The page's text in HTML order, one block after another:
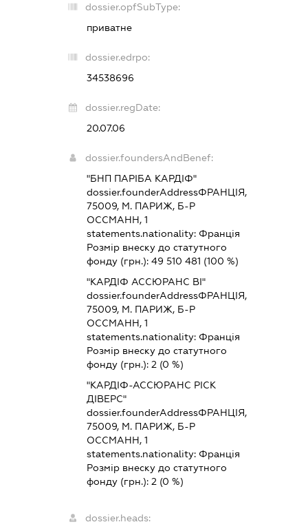
dossier.opfSubType:
приватне
dossier.edrpo:
34538696
dossier.regDate:
20.07.06
dossier.foundersAndBenef:
"БНП ПАРІБА КАРДІФ"
dossier.founderAddressФРАНЦІЯ,
75009, М. ПАРИЖ, Б-Р
ОССМАНН, 1
statements.nationality: Франція
Розмір внеску до статутного
фонду (грн.): 49 510 481 (100 %)
"КАРДІФ АССЮРАНС ВІ"
dossier.founderAddressФРАНЦІЯ,
75009, М. ПАРИЖ, Б-Р
ОССМАНН, 1
statements.nationality: Франція
Розмір внеску до статутного
фонду (грн.): 2 (0 %)
"КАРДІФ-АССЮРАНС РІСК
ДІВЕРС"
dossier.founderAddressФРАНЦІЯ,
75009, М. ПАРИЖ, Б-Р
ОССМАНН, 1
statements.nationality: Франція
Розмір внеску до статутного
фонду (грн.): 2 (0 %)
dossier.heads: